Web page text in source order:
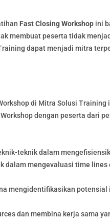
Fast Closing Workshop ini
membuat peserta tidak
dapat menjadi mitra
di Mitra Solusi
dengan peserta dari
teknik dalam
dalam mengevaluasi time
mengidentifikasikan
dan membina kerja sama